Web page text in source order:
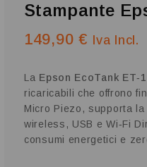
Stampante
149,90 € Iva Incl.
La Epson EcoTank
ricaricabili che offrono
Micro Piezo, supporta
wireless, USB e Wi‑Fi
consumi energetici e